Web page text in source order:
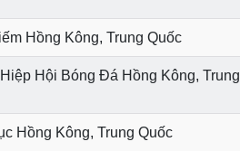
Hồng Kông, Trung Quốc
Hội Bóng Đá Hồng Kông, Trung
Hồng Kông, Trung Quốc